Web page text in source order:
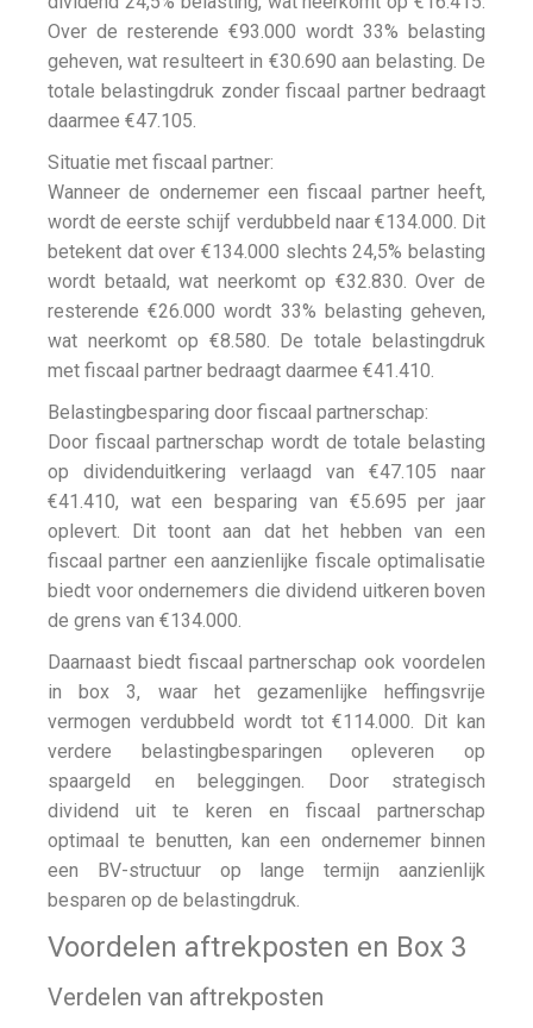
Over de resterende €93.000 wordt 33% belasting
geheven, wat resulteert in €30.690 aan belasting. De
totale belastingdruk zonder fiscaal partner bedraagt
daarmee €47.105.
Situatie met fiscaal partner:
Wanneer de ondernemer een fiscaal partner heeft,
wordt de eerste schijf verdubbeld naar €134.000. Dit
betekent dat over €134.000 slechts 24,5% belasting
wordt betaald, wat neerkomt op €32.830. Over de
resterende €26.000 wordt 33% belasting geheven,
wat neerkomt op €8.580. De totale belastingdruk
met fiscaal partner bedraagt daarmee €41.410.
Belastingbesparing door fiscaal partnerschap:
Door fiscaal partnerschap wordt de totale belasting
op dividenduitkering verlaagd van €47.105 naar
€41.410, wat een besparing van €5.695 per jaar
oplevert. Dit toont aan dat het hebben van een
fiscaal partner een aanzienlijke fiscale optimalisatie
biedt voor ondernemers die dividend uitkeren boven
de grens van €134.000.
Daarnaast biedt fiscaal partnerschap ook voordelen
in box 3, waar het gezamenlijke heffingsvrije
vermogen verdubbeld wordt tot €114.000. Dit kan
verdere belastingbesparingen opleveren op
spaargeld en beleggingen. Door strategisch
dividend uit te keren en fiscaal partnerschap
optimaal te benutten, kan een ondernemer binnen
een BV-structuur op lange termijn aanzienlijk
besparen op de belastingdruk.
Voordelen aftrekposten en Box 3
Verdelen van aftrekposten